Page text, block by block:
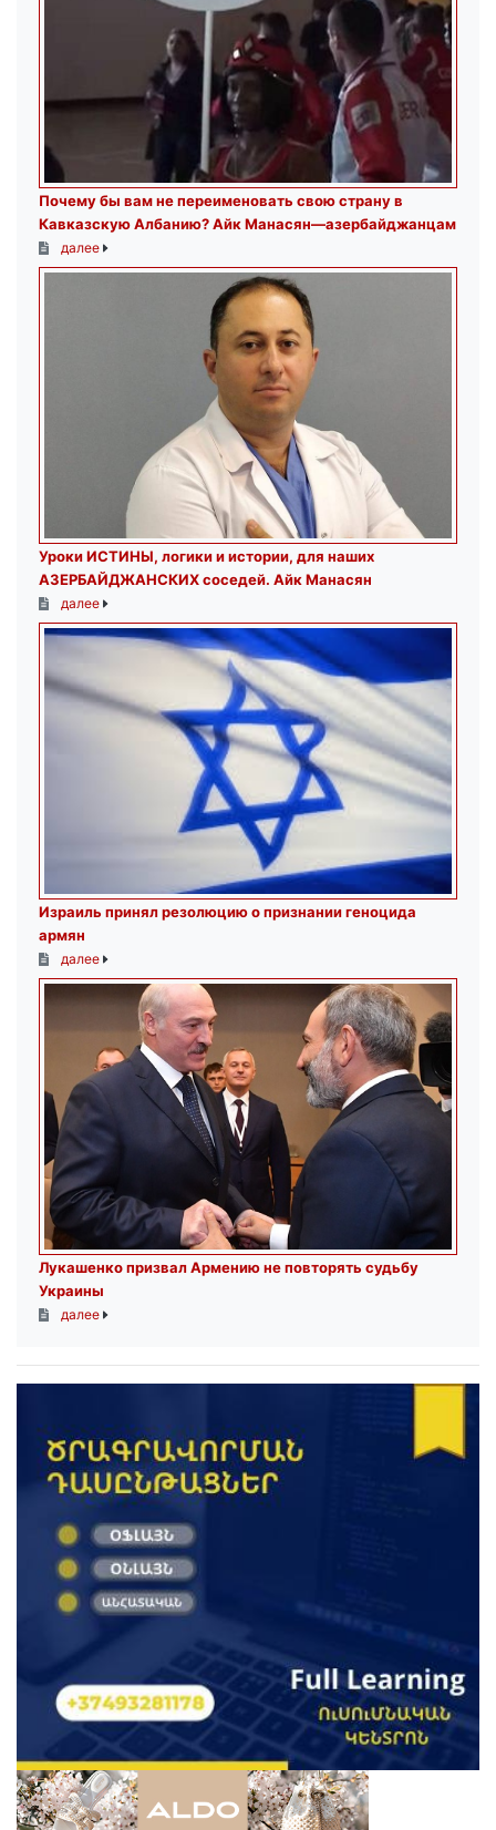
Почему бы вам не переименовать свою страну в
Кавказскую Албанию? Айк Манасян—азербайджанцам
далее
Уроки ИСТИНЫ, логики и истории, для наших
АЗЕРБАЙДЖАНСКИХ соседей. Айк Манасян
далее
Израиль принял резолюцию о признании геноцида
армян
далее
Лукашенко призвал Армению не повторять судьбу
Украины
далее